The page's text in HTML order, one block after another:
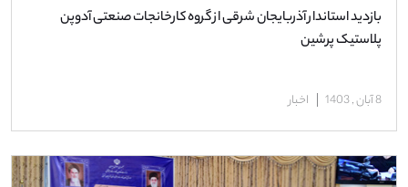
بازدید استاندار آذربایجان شرقی از گروه کارخانجات صنعتی آدوپن
پلاستیک پرشین
8 آبان , 1403 اخبار